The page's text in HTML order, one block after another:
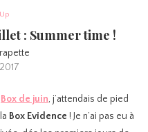
: Summer time !
Box de juin, j’attendais de pied
Box Evidence ! Je n’ai pas eu à